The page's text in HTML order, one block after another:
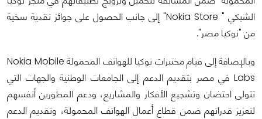
الشبكي " Nokia Store" إلى جانب الحصول على جوائز نقدية سخية
من "نوكيا مصر".
وبالإضافة إلى قيام مختبرات نوكيا للهواتف المحمولة Nokia Mobile
Labs في مصر بتقديم الدعم إلى الجامعات الوطنية والجهات التي
تتولى احتضان وتشجيع الأفكار والمشاريع، ودعم المطورين أنفسهم
لتعزيز قدراتهم ضمن قطاع أعمال الهواتف المحمولة، وتقديم الدعم